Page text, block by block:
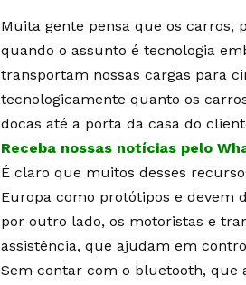
Muita gente pensa que os carros,
quando o assunto é tecnologia
transportam nossas cargas para
tecnologicamente quanto os
docas até a porta da casa do
Receba nossas notícias pelo
É claro que muitos desses
Europa como protótipos e devem
por outro lado, os motoristas e
assistência, que ajudam em
Sem contar com o bluetooth, que